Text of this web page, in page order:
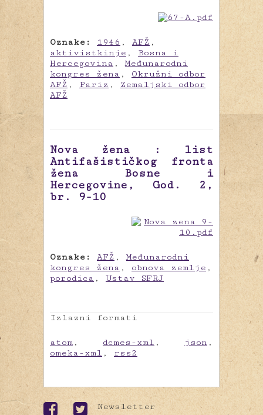
Oznake: 1946 , AFŽ ,
aktivistkinje , Bosna i
Hercegovina ,Međunarodni
kongres žena , Okružni odbor
AFŽ , Pariz , Zemaljski odbor
AFŽ
Nova žena : list
Antifašističkog fronta
žena Bosne i
Hercegovine, God. 2,
br. 9-10
Oznake: AFŽ ,Međunarodni
kongres žena , obnova zemlje ,
porodica , Ustav SFRJ
Izlazni formati
atom , dcmes-xml , json ,
omeka-xml , rss2
Newsletter